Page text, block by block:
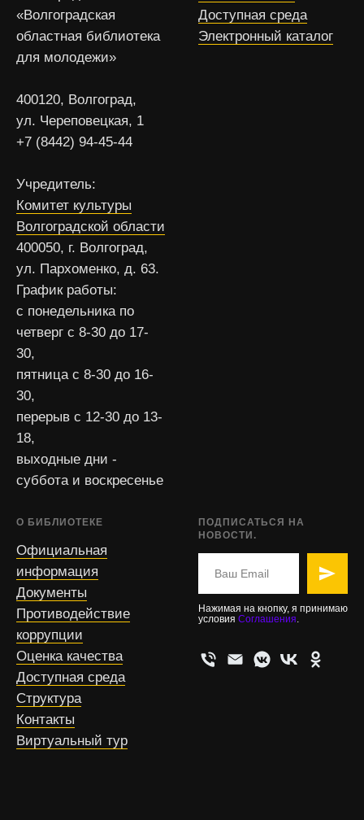
«Волгоградская
областная библиотека
для молодежи»
400120, Волгоград,
ул. Череповецкая, 1
+7 (8442) 94-45-44
Учредитель:
Комитет культуры
Волгоградской области
400050, г. Волгоград,
ул. Пархоменко, д. 63.
График работы:
с понедельника по
четверг с 8-30 до 17-
30,
пятница с 8-30 до 16-
30,
перерыв с 12-30 до 13-
18,
выходные дни -
суббота и воскресенье
Доступная среда
Электронный каталог
О БИБЛИОТЕКЕ
Официальная
информация
Документы
Противодействие
коррупции
Оценка качества
Доступная среда
Структура
Контакты
Виртуальный тур
ПОДПИСАТЬСЯ НА
НОВОСТИ.
Нажимая на кнопку, я принимаю
условия Соглашения.